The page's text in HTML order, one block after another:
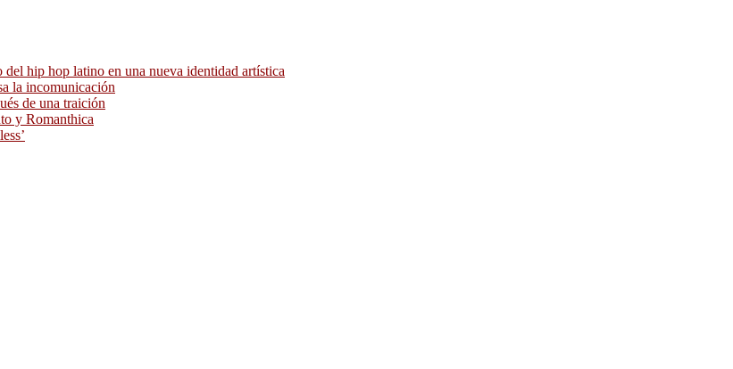
hip hop latino en una nueva identidad artística
la incomunicación
de una traición
y Romanthica